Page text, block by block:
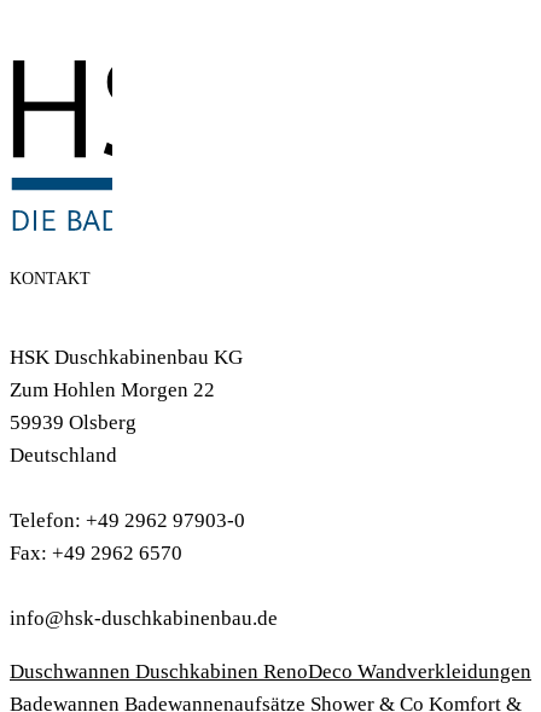
KONTAKT
HSK Duschkabinenbau KG
Zum Hohlen Morgen 22
59939 Olsberg
Deutschland
Telefon: +49 2962 97903-0
Fax: +49 2962 6570
info@hsk-duschkabinenbau.de
Duschwannen Duschkabinen RenoDeco Wandverkleidungen
Badewannen Badewannenaufsätze Shower & Co Komfort &